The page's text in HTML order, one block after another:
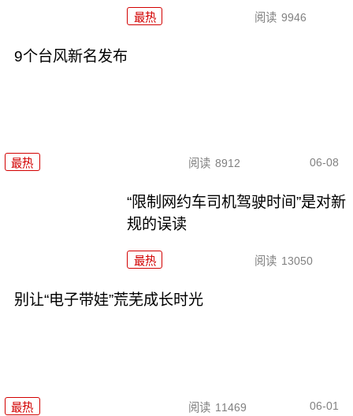
最热 阅读 9946
9个台风新名发布
最热 阅读 8912 06-08
“限制网约车司机驾驶时间”是对新
规的误读
最热 阅读 13050
别让“电子带娃”荒芜成长时光
最热 阅读 11469 06-01